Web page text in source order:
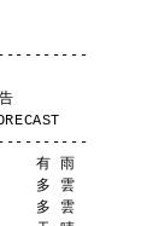
告
有 雨
多 雲
多 雲